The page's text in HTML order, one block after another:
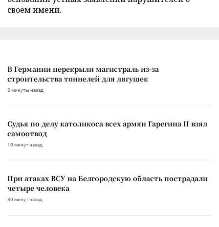
своем имени.
В Германии перекрыли магистраль из-за
строительства тоннелей для лягушек
3 минуты назад
Судья по делу католикоса всех армян Гарегина II взял
самоотвод
10 минут назад
При атаках ВСУ на Белгородскую область пострадали
четыре человека
30 минут назад